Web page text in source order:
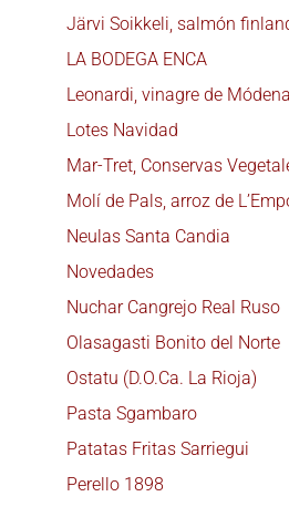
Järvi Soikkeli, salmón
LA BODEGA ENCA
Leonardi, vinagre de Módena
Lotes Navidad
Mar-Tret, Conservas
Molí de Pals, arroz de
Neulas Santa Candia
Novedades
Nuchar Cangrejo Real Ruso
Olasagasti Bonito del Norte
Ostatu (D.O.Ca. La Rioja)
Pasta Sgambaro
Patatas Fritas Sarriegui
Perello 1898